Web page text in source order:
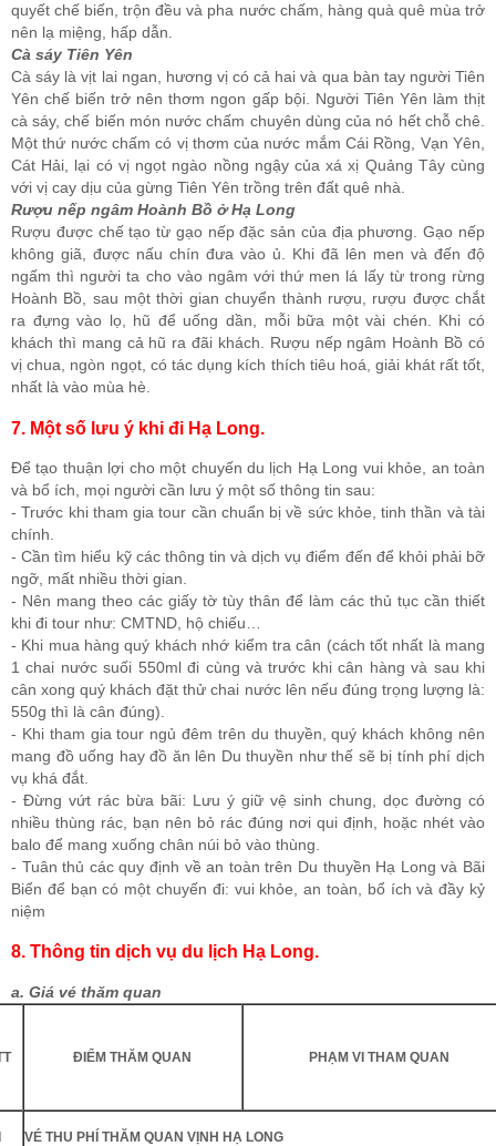
quyết chế biến, trộn đều và pha nước chấm, hàng quà quê mùa trở
nên lạ miệng, hấp dẫn.
Cà sáy Tiên Yên
Cà sáy là vịt lai ngan, hương vị có cả hai và qua bàn tay người Tiên
Yên chế biến trở nên thơm ngon gấp bội. Người Tiên Yên làm thịt
cà sáy, chế biến món nước chấm chuyên dùng của nó hết chỗ chê.
Một thứ nước chấm có vị thơm của nước mắm Cái Rồng, Vạn Yên,
Cát Hải, lại có vị ngọt ngào nồng ngậy của xá xị Quảng Tây cùng
với vị cay dịu của gừng Tiên Yên trồng trên đất quê nhà.
Rượu nếp ngâm Hoành Bồ ở Hạ Long
Rượu được chế tạo từ gạo nếp đặc sản của địa phương. Gạo nếp
không giã, được nấu chín đưa vào ủ. Khi đã lên men và đến độ
ngấm thì người ta cho vào ngâm với thứ men lá lấy từ trong rừng
Hoành Bồ, sau một thời gian chuyển thành rượu, rượu được chắt
ra đựng vào lọ, hũ để uống dần, mỗi bữa một vài chén. Khi có
khách thì mang cả hũ ra đãi khách. Rượu nếp ngâm Hoành Bồ có
vị chua, ngòn ngọt, có tác dụng kích thích tiêu hoá, giải khát rất tốt,
nhất là vào mùa hè.
7. Một số lưu ý khi đi Hạ Long.
Để tạo thuận lợi cho một chuyến du lịch Hạ Long vui khỏe, an toàn
và bổ ích, mọi người cần lưu ý một số thông tin sau:
- Trước khi tham gia tour cần chuẩn bị về sức khỏe, tinh thần và tài
chính.
- Cần tìm hiểu kỹ các thông tin và dịch vụ điểm đến để khỏi phải bỡ
ngỡ, mất nhiều thời gian.
- Nên mang theo các giấy tờ tùy thân để làm các thủ tục cần thiết
khi đi tour như: CMTND, hộ chiếu…
- Khi mua hàng quý khách nhớ kiểm tra cân (cách tốt nhất là mang
1 chai nước suối 550ml đi cùng và trước khi cân hàng và sau khi
cân xong quý khách đặt thử chai nước lên nếu đúng trọng lượng là:
550g thì là cân đúng).
- Khi tham gia tour ngủ đêm trên du thuyền, quý khách không nên
mang đồ uống hay đồ ăn lên Du thuyền như thế sẽ bị tính phí dịch
vụ khá đắt.
- Đừng vứt rác bừa bãi: Lưu ý giữ vệ sinh chung, dọc đường có
nhiều thùng rác, bạn nên bỏ rác đúng nơi qui định, hoặc nhét vào
balo để mang xuống chân núi bỏ vào thùng.
- Tuân thủ các quy định về an toàn trên Du thuyền Hạ Long và Bãi
Biển để bạn có một chuyến đi: vui khỏe, an toàn, bổ ích và đầy kỷ
niệm
8. Thông tin dịch vụ du lịch Hạ Long.
a. Giá vé thăm quan
ĐIỂM THĂM QUAN PHẠM VI THAM QUAN
VÉ THU PHÍ THĂM QUAN VỊNH HẠ LONG